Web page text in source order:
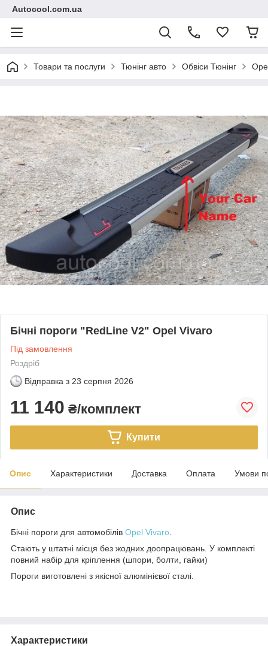
Autocool.com.ua
Товари та послуги Тюнінг авто Обвіси Тюнінг
Бічні пороги "RedLine V2" Opel Vivaro
Під замовлення
Роздріб
Відправка з 23 серпня 2026
11 140 ₴/комплект
Купити
Опис Характеристики Доставка Оплата Умови
Опис
Бічні пороги для автомобілів Opel Vivaro
Стають у штатні місця без жодних доопрацювань. У комплекті
повний набір для кріплення (шпори, болти, гайки)
Пороги виготовлені з якісної алюмінієвої сталі.
Характеристики